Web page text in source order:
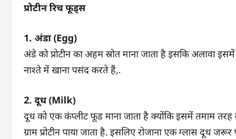
प्रोटीन रिच फूड्स
1. अंडा (Egg)
अंडे को प्रोटीन का अहम स्रोत माना जाता है इसकि अलावा
नाश्ते में खाना पसंद करते हैं,.
2. दूध (Milk)
दूध को एक कंप्लीट फूड माना जाता है क्योंकि इसमें तमाम तरह
ग्राम प्रोटीन पाया जाता है. इसलिए रोजाना एक ग्लास दूध जरूर